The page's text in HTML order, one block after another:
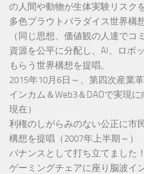
の人間や動物が生体実験リスク
多色プラウトパラダイス世界構
（同じ思想、価値観の人達でコ
資源を公平に分配し、AI、ロボ
もらう世界構想を提唱。
2015年10月6日～、第四次産業
インカム＆Web3＆DAOで実現
現在）
利権のしがらみのない公正に市
構想を提唱（2007年上半期～）
バナンスとして打ち立てました
ゲーミングチェアに座り脳波イ